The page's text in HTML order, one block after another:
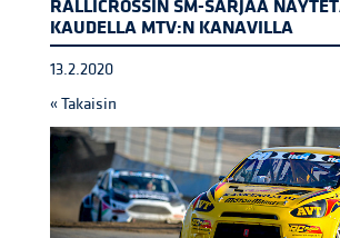
RALLICROSSIN SM-SARJAA
KAUDELLA MTV:N KANAVILLA
13.2.2020
« Takaisin